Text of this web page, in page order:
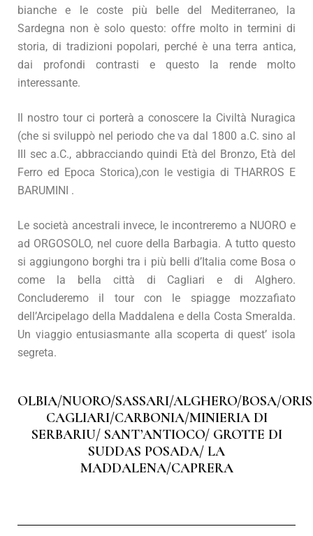
bianche e le coste più belle del Mediterraneo, la
Sardegna non è solo questo: offre molto in termini di
storia, di tradizioni popolari, perché è una terra antica,
dai profondi contrasti e questo la rende molto
interessante.
Il nostro tour ci porterà a conoscere la Civiltà Nuragica
(che si sviluppò nel periodo che va dal 1800 a.C. sino al
III sec a.C., abbracciando quindi Età del Bronzo, Età del
Ferro ed Epoca Storica),con le vestigia di THARROS E
BARUMINI .
Le società ancestrali invece, le incontreremo a NUORO e
ad ORGOSOLO, nel cuore della Barbagia. A tutto questo
si aggiungono borghi tra i più belli d’Italia come Bosa o
come la bella città di Cagliari e di Alghero.
Concluderemo il tour con le spiagge mozzafiato
dell’Arcipelago della Maddalena e della Costa Smeralda.
Un viaggio entusiasmante alla scoperta di quest’ isola
segreta.
OLBIA/NUORO/SASSARI/ALGHERO/BOSA/
CAGLIARI/CARBONIA/MINIERIA DI
SERBARIU/ SANT’ANTIOCO/ GROTTE DI
SUDDAS POSADA/ LA
MADDALENA/CAPRERA